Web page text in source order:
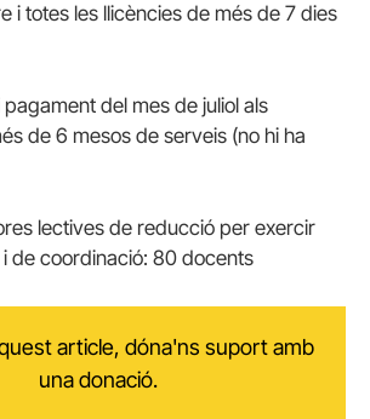
i totes les llicències de més de 7 dies
del mes de juliol als
de 6 mesos de serveis (no hi ha
lectives de reducció per exercir
de coordinació: 80 docents
article, dóna'ns suport amb
una donació.